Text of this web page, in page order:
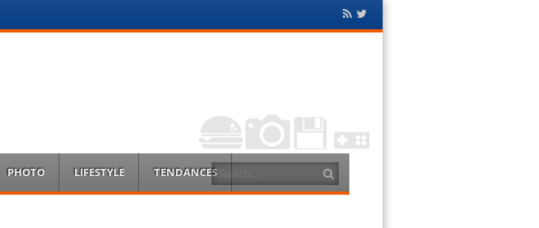
Flux
RSS
Twitter
PHOTO LIFESTYLE TENDANCESSearch